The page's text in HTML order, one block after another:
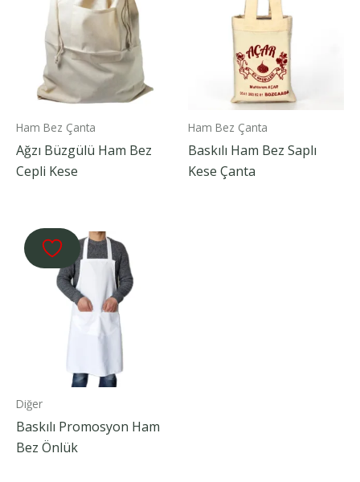
Ham Bez Çanta
Ağzı Büzgülü Ham Bez
Cepli Kese
Ham Bez Çanta
Baskılı Ham Bez Saplı
Kese Çanta
Diğer
Baskılı Promosyon Ham
Bez Önlük